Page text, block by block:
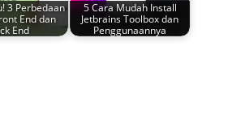
3 Perbedaan
End dan
End
5 Cara Mudah Install
Jetbrains Toolbox dan
Penggunaannya